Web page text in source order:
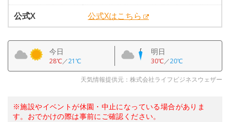
公式X
公式Xはこちら
今日
28℃／21℃
明日
30℃／20℃
天気情報提供元：株式会社ライフビジネスウェザー
※施設やイベントが休園・中止になっている場合がありま
す。おでかけの際は事前にご確認ください。